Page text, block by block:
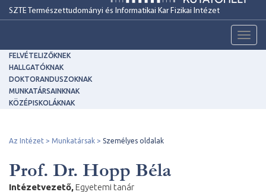
SZTE Természettudományi és Informatikai Kar Fizikai Intézet
FELVÉTELIZŐKNEK
HALLGATÓKNAK
DOKTORANDUSZOKNAK
MUNKATÁRSAINKNAK
KÖZÉPISKOLÁKNAK
Az Intézet Munkatársak Személyes oldalak
Prof. Dr. Hopp Béla
Intézetvezető, Egyetemi tanár